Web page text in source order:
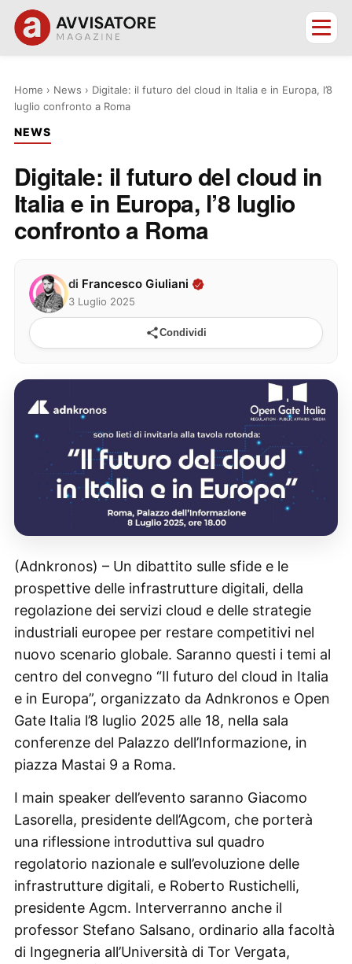
Home › News › Digitale: il futuro del cloud in Italia e in Europa, l’8
luglio confronto a Roma
NEWS
Digitale: il futuro del cloud in
Italia e in Europa, l’8 luglio
confronto a Roma
di Francesco Giuliani
3 Luglio 2025
Condividi
(Adnkronos) – Un dibattito sulle sfide e le
prospettive delle infrastrutture digitali, della
regolazione dei servizi cloud e delle strategie
industriali europee per restare competitivi nel
nuovo scenario globale. Saranno questi i temi al
centro del convegno “Il futuro del cloud in Italia
e in Europa”, organizzato da Adnkronos e Open
Gate Italia l’8 luglio 2025 alle 18, nella sala
conferenze del Palazzo dell’Informazione, in
piazza Mastai 9 a Roma.
I main speaker dell’evento saranno Giacomo
Lasorella, presidente dell’Agcom, che porterà
una riflessione introduttiva sul quadro
regolatorio nazionale e sull’evoluzione delle
infrastrutture digitali, e Roberto Rustichelli,
presidente Agcm. Interverranno anche il
professor Stefano Salsano, ordinario alla facoltà
di Ingegneria all’Università di Tor Vergata,